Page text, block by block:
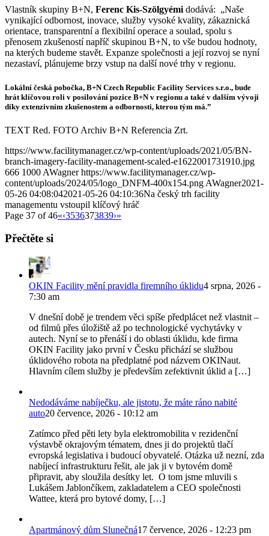
Vlastník skupiny B+N, Ferenc Kis-Szölgyémidodává: „Naše
vynikající odbornost, inovace, služby vysoké kvality, zákaznická
orientace, transparentní a flexibilní operace a soulad, spolu s
přenosem zkušeností napříč skupinou B+N, to vše budou hodnoty,
na kterých budeme stavět. Expanze společnosti a její rozvoj se nyní
nezastaví, plánujeme brzy vstup na další nové trhy v regionu.
Lokální česká pobočka, B+N Czech Republic Facility Services s.r.o., bude
hrát klíčovou roli v posilování pozice B+N v regionu a také v dalším vývoji
díky extenzivním zkušenostem a odbornosti, kterou tým má.”
TEXT Red. FOTO Archiv B+N Referencia Zrt.
https://www.facilitymanager.cz/wp-content/uploads/2021/05/BN-
branch-imagery-facility-management-scaled-e1622001731910.jpg
666 1000 AWagner https://www.facilitymanager.cz/wp-
content/uploads/2024/05/logo_DNFM-400x154.png AWagner2021-
05-26 04:08:042021-05-26 04:10:36Na český trh facility
managementu vstoupil klíčový hráč
Page 37 of 46«‹3536373839›»
Přečtěte si
OKIN Facility mění pravidla firemního úklidu4 srpna, 2026 -
7:30 am
V dnešní době je trendem věci spíše předplácet než vlastnit –
od filmů přes úložiště až po technologické vychytávky v
autech. Nyní se to přenáší i do oblasti úklidu, kde firma
OKIN Facility jako první v Česku přichází se službou
úklidového robota na předplatné pod názvem OKINaut.
Hlavním cílem služby je především zefektivnit úklid a […]
Nedodáváme nabíječku, ale jistotu, že máte ráno nabité
auto20 července, 2026 - 10:12 am
Zatímco před pěti lety byla elektromobilita v rezidenční
výstavbě okrajovým tématem, dnes ji do projektů tlačí
evropská legislativa i budoucí obyvatelé. Otázka už nezní, zda
nabíjecí infrastrukturu řešit, ale jak ji v bytovém domě
připravit, aby sloužila desítky let. O tom jsme mluvili s
Lukášem Jablončíkem, zakladatelem a CEO společnosti
Wattee, která pro bytové domy, […]
Apartmánový dům Slunečná17 července, 2026 - 12:23 pm